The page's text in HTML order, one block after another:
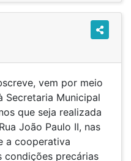
vem por meio
Secretaria Municipal
que seja realizada
João Paulo II, nas
a cooperativa
condições precárias